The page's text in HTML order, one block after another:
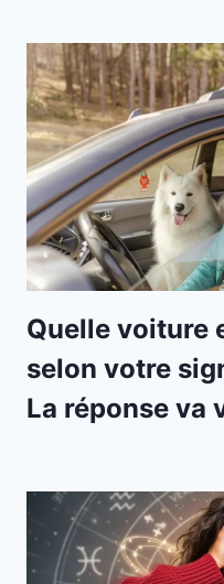
Quelle voiture
selon votre
La réponse va